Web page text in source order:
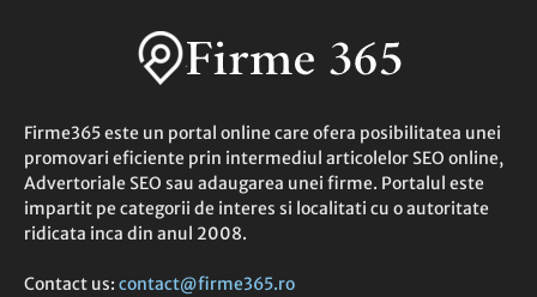
Firme365 este un portal online care ofera posibilitatea unei
promovari eficiente prin intermediul articolelor SEO online,
Advertoriale SEO sau adaugarea unei firme. Portalul este
impartit pe categorii de interes si localitati cu o autoritate
ridicata inca din anul 2008.
Contact us: contact@firme365.ro